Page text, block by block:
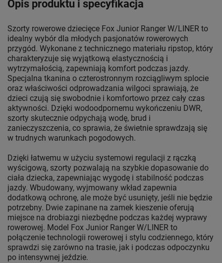
Opis produktu i specyfikacja
Szorty rowerowe dziecięce Fox Junior Ranger W/LINER to
idealny wybór dla młodych pasjonatów rowerowych
przygód. Wykonane z technicznego materiału ripstop, który
charakteryzuje się wyjątkową elastycznością i
wytrzymałością, zapewniają komfort podczas jazdy.
Specjalna tkanina o czterostronnym rozciągliwym splocie
oraz właściwości odprowadzania wilgoci sprawiają, że
dzieci czują się swobodnie i komfortowo przez cały czas
aktywności. Dzięki wodoodpornemu wykończeniu DWR,
szorty skutecznie odpychają wodę, brud i
zanieczyszczenia, co sprawia, że świetnie sprawdzają się
w trudnych warunkach pogodowych.
Dzięki łatwemu w użyciu systemowi regulacji z rączką
wyścigową, szorty pozwalają na szybkie dopasowanie do
ciała dziecka, zapewniając wygodę i stabilność podczas
jazdy. Wbudowany, wyjmowany wkład zapewnia
dodatkową ochronę, ale może być usunięty, jeśli nie będzie
potrzebny. Dwie zapinane na zamek kieszenie oferują
miejsce na drobiazgi niezbędne podczas każdej wyprawy
rowerowej. Model Fox Junior Ranger W/LINER to
połączenie technologii rowerowej i stylu codziennego, który
sprawdzi się zarówno na trasie, jak i podczas odpoczynku
po intensywnej jeździe.